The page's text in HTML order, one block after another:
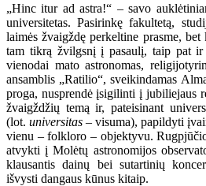
„Hinc itur ad astra!“ – savo
universitetas. Pasirinkę fakultetą,
laimės žvaigždę perkeltine prasme,
tam tikrą žvilgsnį į pasaulį, taip pat
vienodai mato astronomas,
ansamblis „Ratilio“, sveikindamas
proga, nusprendė įsigilinti į jubiliejaus
žvaigždžių temą ir, pateisinant
(lot. universitas – visuma), papildyti
vienu – folkloro – objektyvu.
atvykti į Molėtų astronomijos
klausantis dainų bei sutartinių
išvysti dangaus kūnus kitaip.